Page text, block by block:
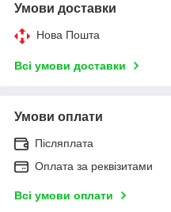
Умови доставки
Нова Пошта
Всі умови доставки
Умови оплати
Післяплата
Оплата за реквізитами
Всі умови оплати